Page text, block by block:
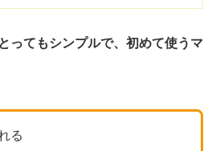
ってもシンプルで、初めて使うマ
る